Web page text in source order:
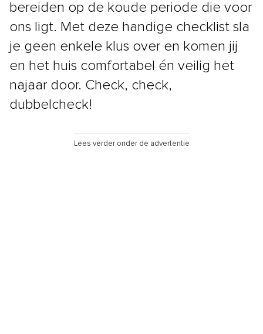
bereiden op de koude periode die voor
ons ligt. Met deze handige checklist sla
je geen enkele klus over en komen jij
en het huis comfortabel én veilig het
najaar door. Check, check,
dubbelcheck!
Lees verder onder de advertentie